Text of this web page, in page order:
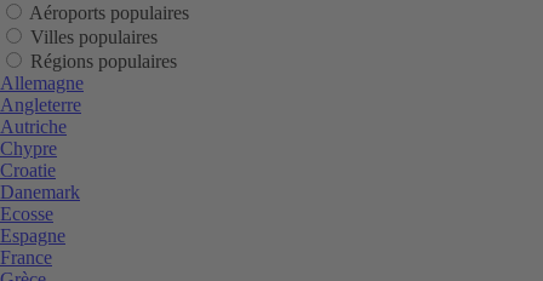
Aéroports populaires
Villes populaires
Régions populaires
Allemagne
Angleterre
Autriche
Chypre
Croatie
Danemark
Ecosse
Espagne
France